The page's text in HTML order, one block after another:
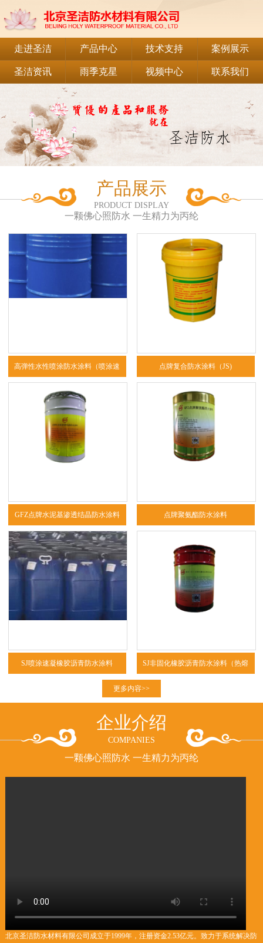
走进圣洁 产品中心 技术支持 案例展示
圣洁资讯 雨季克星 视频中心 联系我们
产品展示
PRODUCT DISPLAY
一颗佛心照防水 一生精力为丙纶
高弹性水性喷涂防水涂料（喷涂速 点牌复合防水涂料（JS)
GFZ点牌水泥基渗透结晶防水涂料 点牌聚氨酯防水涂料
SJ喷涂速凝橡胶沥青防水涂料 SJ非固化橡胶沥青防水涂料（热熔
更多内容>>
企业介绍
COMPANIES
一颗佛心照防水 一生精力为丙纶
北京圣洁防水材料有限公司成立于1999年，注册资金2.53亿元。致力于系统解决防